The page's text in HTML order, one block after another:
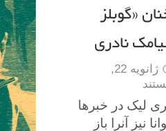
ژانویه 22,
در خبرها
باز